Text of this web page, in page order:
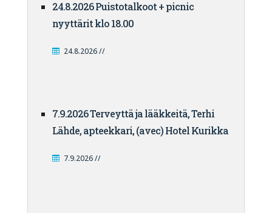
24.8.2026 Puistotalkoot + picnic
nyyttärit klo 18.00
24.8.2026 //
7.9.2026 Terveyttä ja lääkkeitä, Terhi
Lähde, apteekkari, (avec) Hotel Kurikka
7.9.2026 //